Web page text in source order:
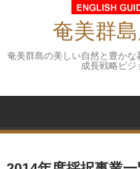
奄美群
奄美群島の美しい自然と豊か
成長戦略ビジ